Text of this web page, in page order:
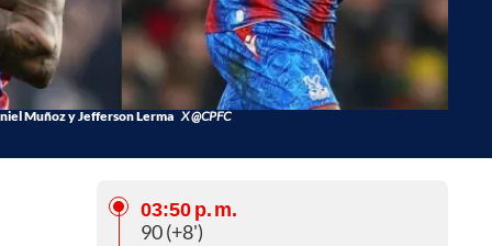
Muñoz y Jefferson Lerma X @CPFC
03:50 p. m.
90 (+8')